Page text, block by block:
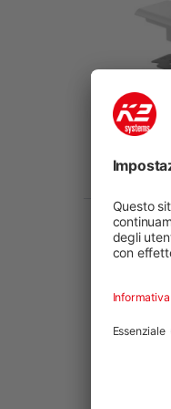
Altezza
modulo
Codice
modulo